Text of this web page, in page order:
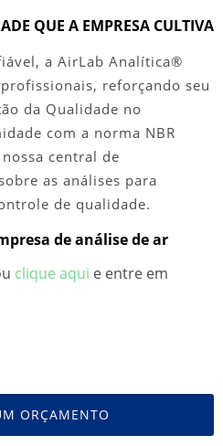
QUE A EMPRESA CULTIVA
a AirLab Analítica®
reforçando seu
da Qualidade no
com a norma NBR
central de
as análises para
de qualidade.
de análise de ar
clique aqui e entre em
ORÇAMENTO